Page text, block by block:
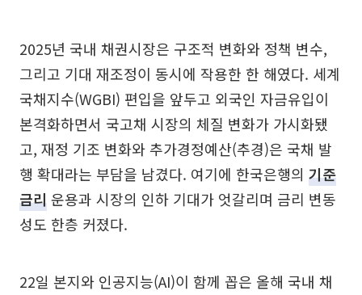
2025년 국내 채권시장은 구조적 변화와 정책 변수,
그리고 기대 재조정이 동시에 작용한 한 해였다. 세계
국채지수(WGBI) 편입을 앞두고 외국인 자금유입이
본격화하면서 국고채 시장의 체질 변화가 가시화됐
고, 재정 기조 변화와 추가경정예산(추경)은 국채 발
행 확대라는 부담을 남겼다. 여기에 한국은행의 기준
금리운용과 시장의 인하 기대가 엇갈리며 금리 변동
성도 한층 커졌다.
22일 본지와 인공지능(AI)이 함께 꼽은 올해 국내 채